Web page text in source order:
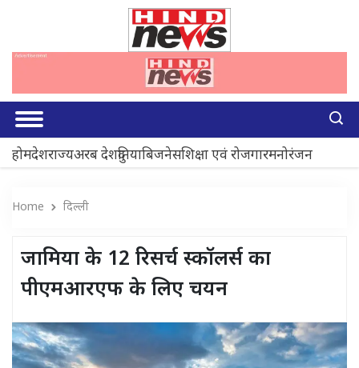
होमदेशराज्यअरब देशदुनियाबिजनेसशिक्षा एवं रोजगारमनोरंजन
Home दिल्ली
जामिया के 12 रिसर्च स्कॉलर्स का
पीएमआरएफ के लिए चयन